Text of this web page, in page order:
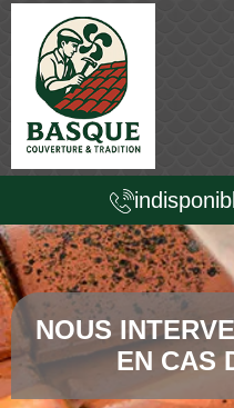
NOUS
EN CAS